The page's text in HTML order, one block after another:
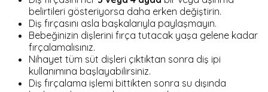
belirtileri gösteriyorsa daha erken değiştirin.
Diş fırçasını asla başkalarıyla paylaşmayın.
Bebeğinizin dişlerini fırça tutacak yaşa gelene kadar
fırçalamalısınız.
Nihayet tüm süt dişleri çıktıktan sonra diş ipi
kullanımına başlayabilirsiniz.
Diş fırçalama işlemi bittikten sonra su dışında